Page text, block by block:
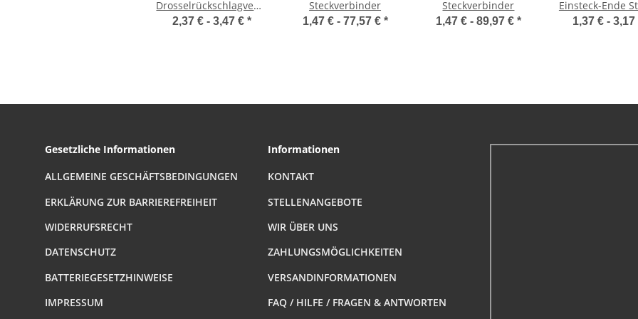
Drosselrückschlagventil
Steckverbinder
2,37 € - 3,47 € *
Steckverbinder
1,47 € - 77,57 € *
Steckverbinder
1,47 € - 89,97 € *
Einsteck-Ende
auf
1,37 € - 3,17
Gesetzliche Informationen
ALLGEMEINE GESCHÄFTSBEDINGUNGEN
ERKLÄRUNG ZUR BARRIEREFREIHEIT
WIDERRUFSRECHT
DATENSCHUTZ
BATTERIEGESETZHINWEISE
IMPRESSUM
Informationen
KONTAKT
STELLENANGEBOTE
WIR ÜBER UNS
ZAHLUNGSMÖGLICHKEITEN
VERSANDINFORMATIONEN
FAQ / HILFE / FRAGEN & ANTWORTEN